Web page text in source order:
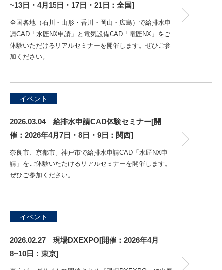
~13日・4月15日・17日・21日：全国]
全国各地（石川・山形・香川・岡山・広島）で給排水申
請CAD「水匠NX申請」と電気設備CAD「電匠NX」をご
体験いただけるリアルセミナーを開催します。ぜひご参
加ください。
イベント
2026.03.04 給排水申請CAD体験セミナー[開
催：2026年4月7日・8日・9日：関西]
奈良市、京都市、神戸市で給排水申請CAD「水匠NX申
請」をご体験いただけるリアルセミナーを開催します。
ぜひご参加ください。
イベント
2026.02.27 現場DXEXPO[開催：2026年4月
8~10日：東京]